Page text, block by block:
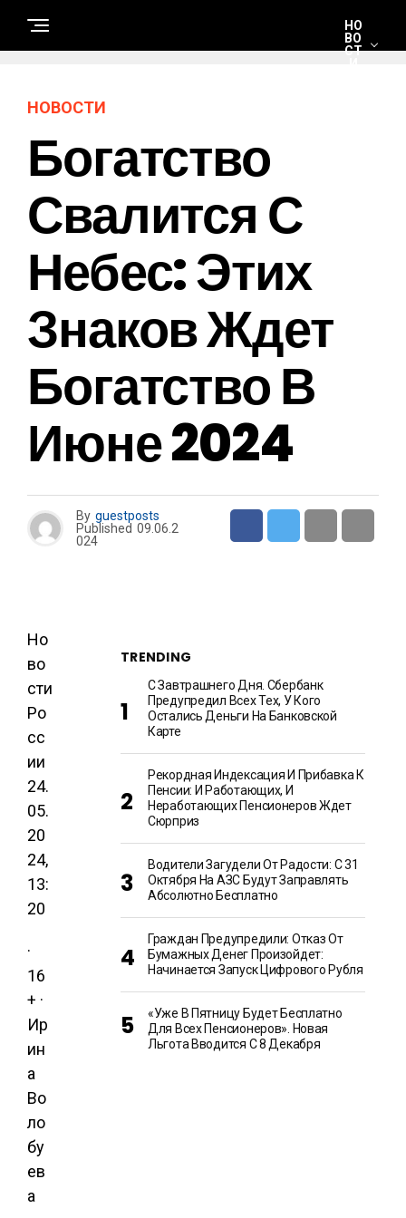
НО
ВО
СТ
НОВОСТИ
Богатство
Свалится С
Небес: Этих
Знаков Ждет
Богатство В
Июне 2024
By guestposts
Published 09.06.2
024
Но
во
сти
Ро
сс
ии
24.
05.
20
24,
13:
20
·
16
+ ·
Ир
ин
а
Во
ло
бу
ев
а
TRENDING
С Завтрашнего Дня. Сбербанк
Предупредил Всех Тех, У Кого
Остались Деньги На Банковской
Карте
Рекордная Индексация И Прибавка К
Пенсии: И Работающих, И
Неработающих Пенсионеров Ждет
Сюрприз
Водители Загудели От Радости: С 31
Октября На АЗС Будут Заправлять
Абсолютно Бесплатно
Граждан Предупредили: Отказ От
Бумажных Денег Произойдет:
Начинается Запуск Цифрового Рубля
«Уже В Пятницу Будет Бесплатно
Для Всех Пенсионеров». Новая
Льгота Вводится С 8 Декабря